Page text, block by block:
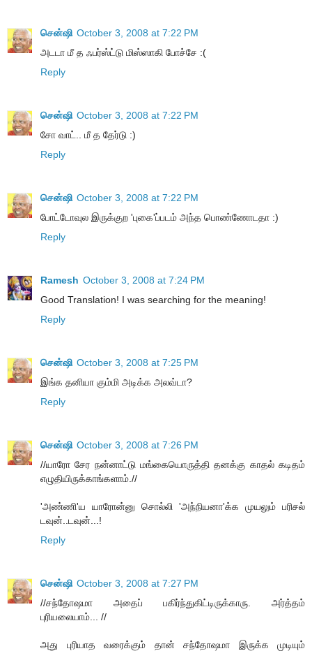
சென்ஷி October 3, 2008 at 7:22 PM
அடடா மீ த ஃபர்ஸ்ட்டு மிஸ்ஸாகி போச்சே :(
Reply
சென்ஷி October 3, 2008 at 7:22 PM
சோ வாட்.. மீ த தேர்டு :)
Reply
சென்ஷி October 3, 2008 at 7:22 PM
போட்டோவுல இருக்குற 'புகை'ப்படம் அந்த பொண்ணோடதா :)
Reply
Ramesh October 3, 2008 at 7:24 PM
Good Translation! I was searching for the meaning!
Reply
சென்ஷி October 3, 2008 at 7:25 PM
இங்க தனியா கும்மி அடிக்க அலவ்டா?
Reply
சென்ஷி October 3, 2008 at 7:26 PM
//யாரோ சேர நன்னாட்டு மங்கையொருத்தி தனக்கு காதல் கடிதம்
எழுதியிருக்காங்களாம்.//
'அண்ணி'ய யாரோன்னு சொல்லி 'அந்நியனா'க்க முயலும் பரிசல்
டவுன்..டவுன்...!
Reply
சென்ஷி October 3, 2008 at 7:27 PM
//சந்தோஷமா அதைப் பகிர்ந்துகிட்டிருக்காரு. அர்த்தம்
புரியலையாம்... //
அது புரியாத வரைக்கும் தான் சந்தோஷமா இருக்க முடியும்